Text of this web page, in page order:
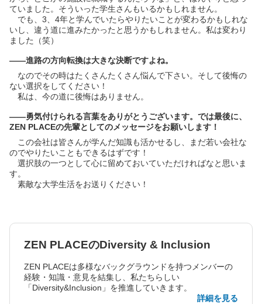
ていました。そういった学生さんもいるかもしれません。
でも、3、4年と学んでいたらやりたいことが変わるかもしれな
いし、違う道に進みたかったと思うかもしれません。私は変わり
ました（笑）
――進路の方向転換は大きな決断ですよね。
なのでその時はたくさんたくさん悩んで下さい。そして後悔の
ない選択をしてください！
私は、今の道に後悔はありません。
――勇気付けられる言葉をありがとうございます。では最後に、
ZEN PLACEの先輩としてのメッセージをお願いします！
この会社は皆さんが学んだ知識も活かせるし、まだ若い会社な
のでやりたいこともできるはずです！
選択肢の一つとして心に留めておいていただければなと思いま
す。
素敵な大学生活をお送りください！
ZEN PLACEのDiversity & Inclusion
ZEN PLACEは多様なバックグラウンドを持つメンバーの
経験・知識・意見を結集し、私たちらしい
「Diversity&Inclusion」を推進していきます。
詳細を見る